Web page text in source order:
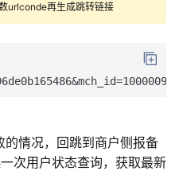
urlconde再生成跳转链接
情况，回跳到商户侧报备
次用户状态查询，获取最新